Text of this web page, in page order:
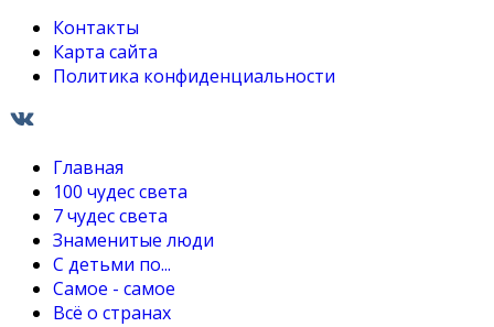
Контакты
Карта сайта
Политика конфиденциальности
Главная
100 чудес света
7 чудес света
Знаменитые люди
С детьми по...
Самое - самое
Всё о странах